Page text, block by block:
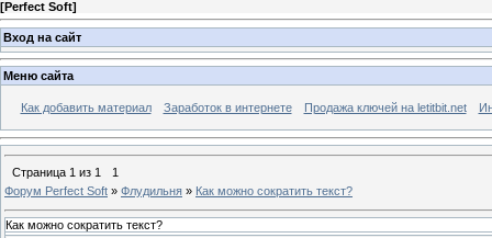
[Perfect Soft]
Вход на сайт
Меню сайта
Как добавить материал Заработок в интернете Продажа ключей на letitbit.net
Страница 1 из 1
1
Форум Perfect Soft » Флудильня » Как можно сократить текст?
Как можно сократить текст?